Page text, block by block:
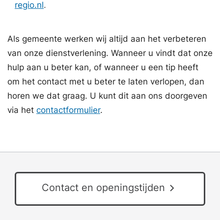
regio.nl.
Als gemeente werken wij altijd aan het verbeteren
van onze dienstverlening. Wanneer u vindt dat onze
hulp aan u beter kan, of wanneer u een tip heeft
om het contact met u beter te laten verlopen, dan
horen we dat graag. U kunt dit aan ons doorgeven
via het contactformulier.
Contact en openingstijden